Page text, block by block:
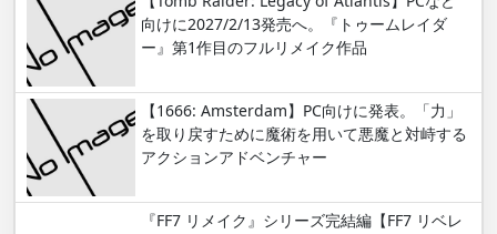
向けに2027/2/13発売へ。『トゥームレイダ
ー』第1作目のフルリメイク作品
【1666: Amsterdam】PC向けに発表。「力」
を取り戻すために魔術を用いて悪魔と対峙する
アクションアドベンチャー
『FF7 リメイク』シリーズ完結編【FF7 リベレ